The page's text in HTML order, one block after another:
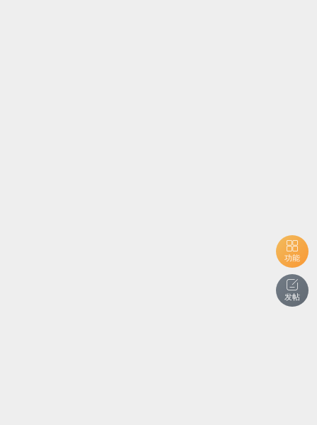
功能
发帖